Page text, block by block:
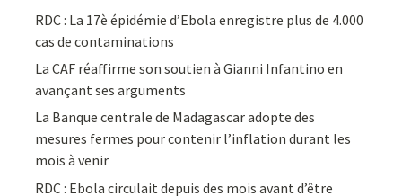
RDC : La 17è épidémie d’Ebola enregistre plus de 4.000
cas de contaminations
La CAF réaffirme son soutien à Gianni Infantino en
avançant ses arguments
La Banque centrale de Madagascar adopte des
mesures fermes pour contenir l’inflation durant les
mois à venir
RDC : Ebola circulait depuis des mois avant d’être